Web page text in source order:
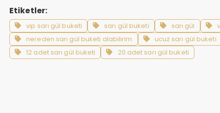
Etiketler:
vip sarı gül buketi sarı gül buketi sarı gül
nereden sarı gül buketi alabilirim
ucuz sarı gül buketi
12 adet sarı gül buketi
20 adet sarı gül buketi